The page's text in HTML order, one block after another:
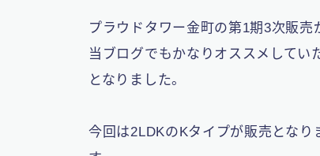
プラウドタワー金町の第1期3次販売
当ブログでもかなりオススメしてい
となりました。
今回は2LDKのKタイプが販売とな